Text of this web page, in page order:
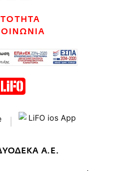
Α.Ε.